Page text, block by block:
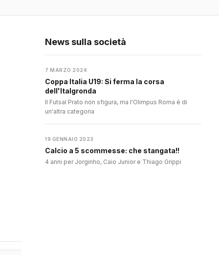
News sulla società
7 MARZO 2024
Coppa Italia U19: Si ferma la corsa
dell'Italgronda
Il Futsal Prato non sfigura, ma l'Olimpus Roma è di
un'altra categoria
19 GENNAIO 2023
Calcio a 5 scommesse: che stangata!!
4 anni per Jorginho, Caio Junior e Thiago Grippi